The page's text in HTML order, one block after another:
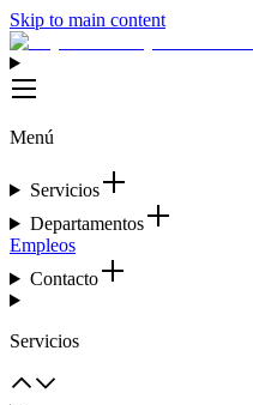
Skip to main content
Menú
Servicios
Departamentos
Empleos
Contacto
Servicios